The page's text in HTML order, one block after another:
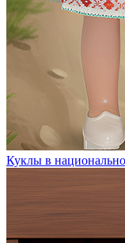
Куклы в